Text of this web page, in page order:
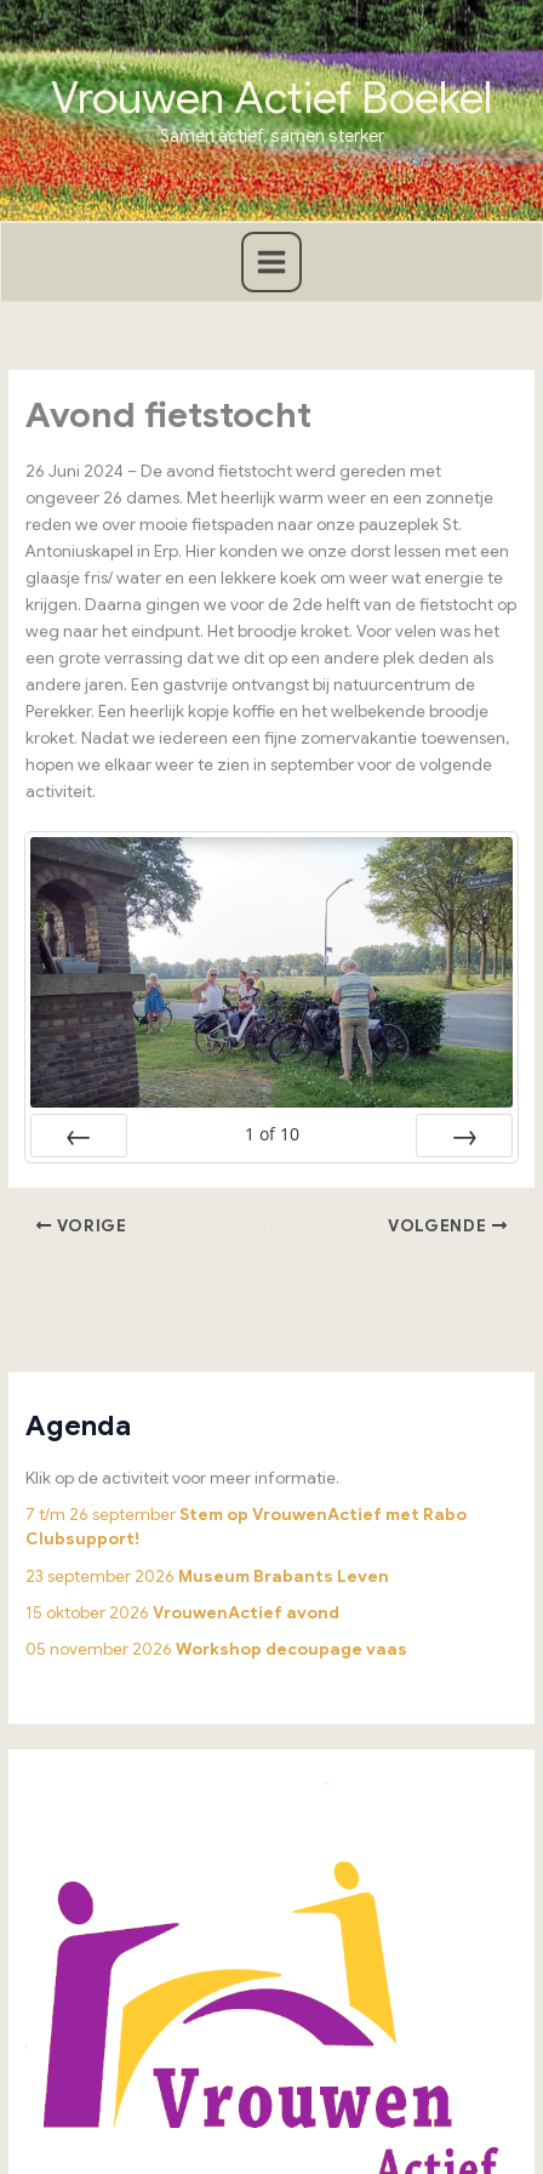
Ga
naar
de
inhoudVrouwen Actief Boekel
Samen actief, samen sterker
Avond fietstocht
26 Juni 2024 – De avond fietstocht werd gereden met
ongeveer 26 dames. Met heerlijk warm weer en een zonnetje
reden we over mooie fietspaden naar onze pauzeplek St.
Antoniuskapel in Erp. Hier konden we onze dorst lessen met een
glaasje fris/ water en een lekkere koek om weer wat energie te
krijgen. Daarna gingen we voor de 2de helft van de fietstocht op
weg naar het eindpunt. Het broodje kroket. Voor velen was het
een grote verrassing dat we dit op een andere plek deden als
andere jaren. Een gastvrije ontvangst bij natuurcentrum de
Perekker. Een heerlijk kopje koffie en het welbekende broodje
kroket. Nadat we iedereen een fijne zomervakantie toewensen,
hopen we elkaar weer te zien in september voor de volgende
activiteit.
1 of 10
VORIGE VOLGENDE
Agenda
Klik op de activiteit voor meer informatie.
7 t/m 26 septemberStem op VrouwenActief met Rabo
Clubsupport!
23 september 2026 Museum Brabants Leven
15 oktober 2026VrouwenActief avond
05 november 2026Workshop decoupage vaas